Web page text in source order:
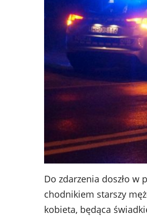
Do zdarzenia doszło w
chodnikiem starszy
kobieta, będąca